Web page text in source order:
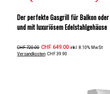
Der perfekte Gasgrill für Balkon
und mit luxuriösem Edelstahlgehäuse
CHF 720.00 CHF 649.00 inkl. 8.10% MwSt
Versandkosten: CHF 39.90